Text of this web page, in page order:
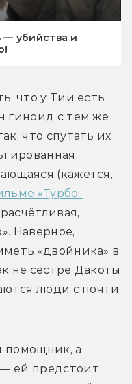
— убийства и
что у Тии есть
гиноид с тем же
что спутать их
(кажется,
«Турбо-
Наверное,
«двойника» в
не сестре Дакоты
люди с почти
помощник, а
ей предстоит